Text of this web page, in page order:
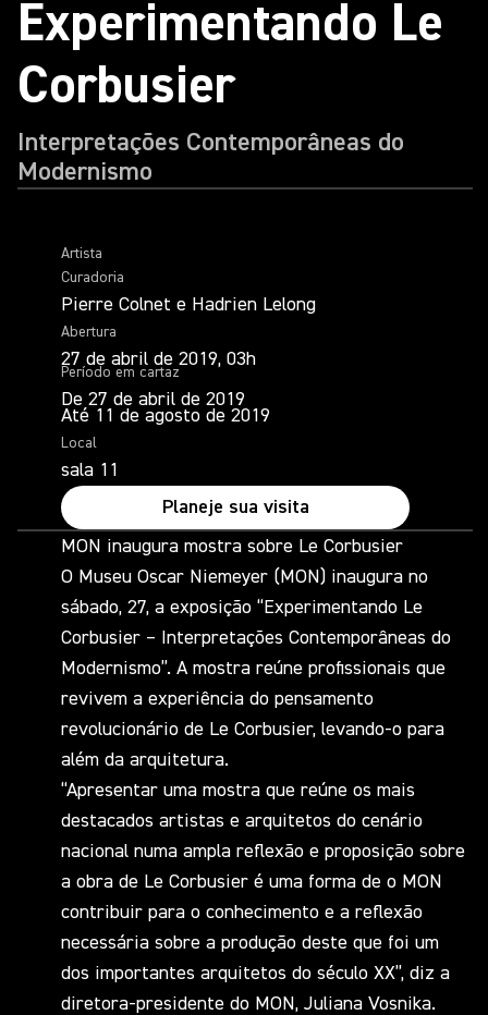
Experimentando Le
Corbusier
Interpretações Contemporâneas do
Modernismo
MON inaugura mostra sobre Le Corbusier
O Museu Oscar Niemeyer (MON) inaugura no
sábado, 27, a exposição “Experimentando Le
Corbusier – Interpretações Contemporâneas do
Modernismo”. A mostra reúne profissionais que
revivem a experiência do pensamento
revolucionário de Le Corbusier, levando-o para
além da arquitetura.
“Apresentar uma mostra que reúne os mais
destacados artistas e arquitetos do cenário
nacional numa ampla reflexão e proposição sobre
a obra de Le Corbusier é uma forma de o MON
contribuir para o conhecimento e a reflexão
necessária sobre a produção deste que foi um
dos importantes arquitetos do século XX”, diz a
diretora-presidente do MON, Juliana Vosnika.
Artista
Curadoria
Pierre Colnet e Hadrien Lelong
Abertura
27 de abril de 2019, 03h
Período em cartaz
De 27 de abril de 2019
Até 11 de agosto de 2019
Local
sala 11
Planeje sua visita